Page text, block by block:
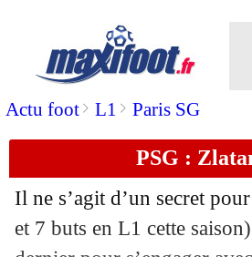
Actu foot> L1 > Paris SG
PSG :
Il ne s’agit d’un secret
et 7 buts en L1 cette
: Angers-
01/12 L1: Brest-St
01/12 L1: Metz-
01/12 Barça: longue